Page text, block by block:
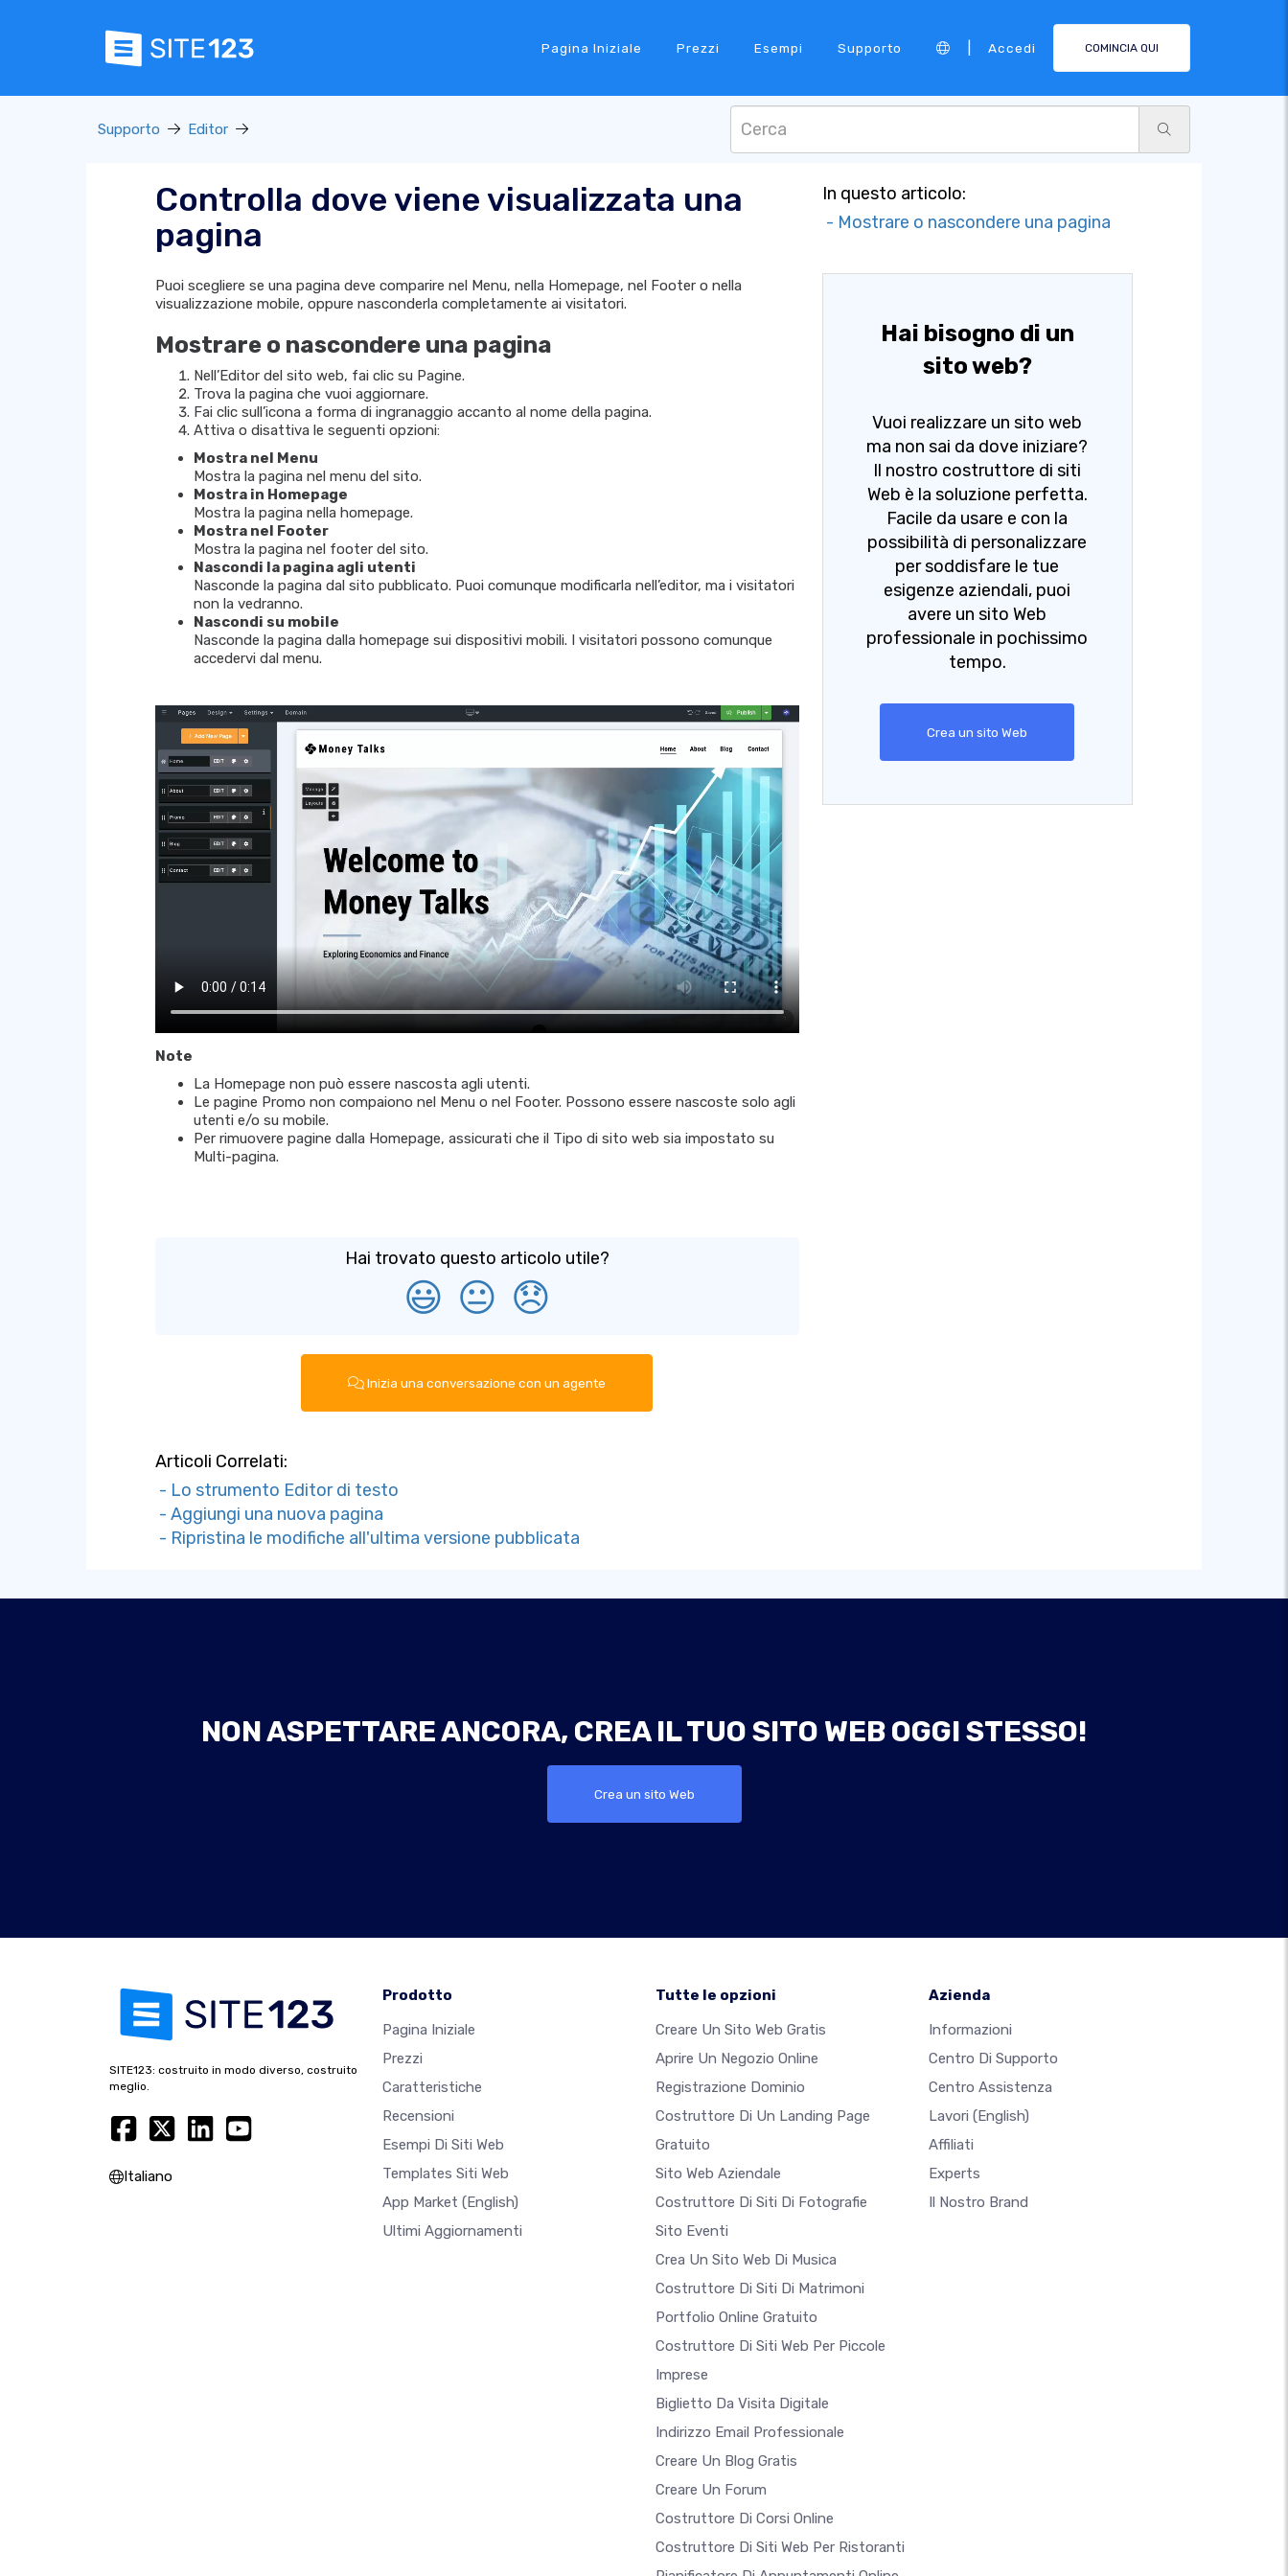
Pagina Iniziale Prezzi Esempi Supporto Accedi COMINCIA QUI
Supporto Editor
Controlla dove viene visualizzata una
pagina
Puoi scegliere se una pagina deve comparire nel Menu, nella Homepage, nel Footer o nella
visualizzazione mobile, oppure nasconderla completamente ai visitatori.
Mostrare o nascondere una pagina
Nell’Editor del sito web, fai clic su Pagine.
Trova la pagina che vuoi aggiornare.
Fai clic sull’icona a forma di ingranaggio accanto al nome della pagina.
Attiva o disattiva le seguenti opzioni:
Mostra nel Menu
Mostra la pagina nel menu del sito.
Mostra in Homepage
Mostra la pagina nella homepage.
Mostra nel Footer
Mostra la pagina nel footer del sito.
Nascondi la pagina agli utenti
Nasconde la pagina dal sito pubblicato. Puoi comunque modificarla nell’editor, ma i visitatori
non la vedranno.
Nascondi su mobile
Nasconde la pagina dalla homepage sui dispositivi mobili. I visitatori possono comunque
accedervi dal menu.
Note
La Homepage non può essere nascosta agli utenti.
Le pagine Promo non compaiono nel Menu o nel Footer. Possono essere nascoste solo agli
utenti e/o su mobile.
Per rimuovere pagine dalla Homepage, assicurati che il Tipo di sito web sia impostato su
Multi-pagina.
Hai trovato questo articolo utile?
😃 😐 😞
Inizia una conversazione con un agente
Articoli Correlati:
- Lo strumento Editor di testo
- Aggiungi una nuova pagina
- Ripristina le modifiche all'ultima versione pubblicata
In questo articolo:
- Mostrare o nascondere una pagina
Hai bisogno di un
sito web?
Vuoi realizzare un sito web
ma non sai da dove iniziare?
Il nostro costruttore di siti
Web è la soluzione perfetta.
Facile da usare e con la
possibilità di personalizzare
per soddisfare le tue
esigenze aziendali, puoi
avere un sito Web
professionale in pochissimo
tempo.
Crea un sito Web
NON ASPETTARE ANCORA, CREA IL TUO SITO WEB OGGI STESSO!
Crea un sito Web
SITE123: costruito in modo diverso, costruito
meglio.
Italiano
Prodotto
Pagina Iniziale
Prezzi
Caratteristiche
Recensioni
Esempi Di Siti Web
Templates Siti Web
App Market (English)
Ultimi Aggiornamenti
Tutte le opzioni
Creare Un Sito Web Gratis
Aprire Un Negozio Online
Registrazione Dominio
Costruttore Di Un Landing Page
Gratuito
Sito Web Aziendale
Costruttore Di Siti Di Fotografie
Sito Eventi
Crea Un Sito Web Di Musica
Costruttore Di Siti Di Matrimoni
Portfolio Online Gratuito
Costruttore Di Siti Web Per Piccole
Imprese
Biglietto Da Visita Digitale
Indirizzo Email Professionale
Creare Un Blog Gratis
Creare Un Forum
Costruttore Di Corsi Online
Costruttore Di Siti Web Per Ristoranti
Azienda
Informazioni
Centro Di Supporto
Centro Assistenza
Lavori (English)
Affiliati
Experts
Il Nostro Brand